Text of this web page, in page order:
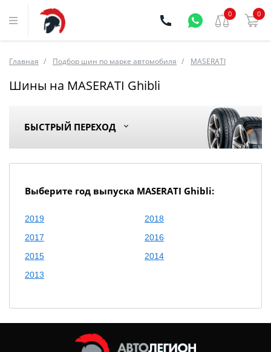
0 0
Главная Подбор шин по марке автомобиля MASERATI
Шины на MASERATI Ghibli
БЫСТРЫЙ ПЕРЕХОД
Выберите год выпуска MASERATI Ghibli:
2019
2018
2017
2016
2015
2014
2013